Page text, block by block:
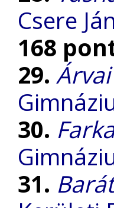
Csere
168
29.
30.
31.